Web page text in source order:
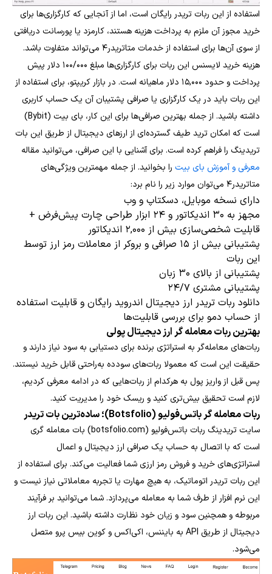
استفاده از این ربات تریدر رایگان است، اما از آنجایی که کارگزاری‌ها برای
خرید مجوز آن ملزم به پرداخت هزینه هستند، کارمزد یا پورسانت دریافتی
از سوی آن‌ها برای استفاده از خدمات متاتریدر۴ می‌تواند متفاوت باشد.
هزینه خرید لایسنس این ربات برای کارگزاری‌ها مبلغ ۱۰۰/۰۰۰ دلار پیش
پرداخت و حدود ۱۵,۰۰۰ دلار ماهیانه است.
در بازار کریپتو، برای استفاده از
این ربات باید در یک کارگزاری یا صرافی پشتیبان آن یک حساب کاربری
داشته باشید. از جمله بهترین صرافی‌ها برای این کار، بای بیت (Bybit)
است که امکان ترید طیف گسترده‌ای از ارزهای دیجیتال از طریق این بات
تریدینگ را فراهم کرده است. برای آشنایی با این صرافی، می‌توانید مقاله
معرفی و آموزش بای بیت را بخوانید. از جمله مهمترین ویژگی‌های
متاتریدر۴ می‌توان موارد زیر را نام برد:
دارای نسخه موبایل، دسکتاپ و وب
مجهز به ۳۰ اندیکاتور و ۲۴ ابزار طراحی چارت پیش‌فرض +
قابلیت شخصی‌سازی بیش از ۲,۰۰۰ اندیکاتور
پشتیبانی بیش از ۱۵ صرافی و بروکر از معاملات رمز ارز توسط
این ربات
پشتیبانی از بالای ۳۰ زبان
پشتیبانی مشتری ۲۴/۷
دانلود ربات تریدر ارز دیجیتال اندروید رایگان و قابلیت استفاده
از حساب دمو برای بررسی قابلیت‌ها
بهترین ربات معامله گر ارز دیجیتال پولی
ربات‌های معامله‌گر به استراتژی برنده برای دستیابی به سود نیاز دارند و
حقیقت این است که معمولا ربات‌های سودده به‌راحتی قابل خرید نیستند.
پس قبل از واریز پول به هرکدام از ربات‌هایی که در ادامه معرفی کردیم،
لازم است تحقیق بیش‌تری کنید و ریسک خود را مدیریت کنید.
ربات معامله گر باتس‌فولیو (Botsfolio)؛ ساده‌ترین بات تریدر
سایت تریدینگ ربات باتس‌فولیو (botsfolio.com) بات معامله گری
است که با اتصال به حساب یک صرافی ارز دیجیتال و اعمال
استراتژی‌های خرید و فروش رمز ارزی شما فعالیت می‌کند. برای استفاده از
این ربات تریدر اتوماتیک، به هیچ مهارت یا تجربه معاملاتی نیاز نیست و
این نرم افزار از طرف شما به معامله می‌پردازد. شما می‌توانید بر فرآیند
مربوطه و همچنین سود و زیان‌ خود نظارت داشته باشید. این ربات ارز
دیجیتال از طریق API به بایننس، اکی‌اکس و کوین بیس پرو متصل
می‌شود.